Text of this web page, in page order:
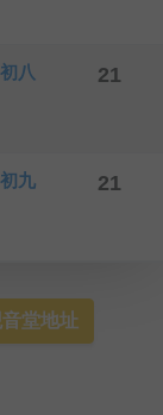
八 21
九 21
音堂地址